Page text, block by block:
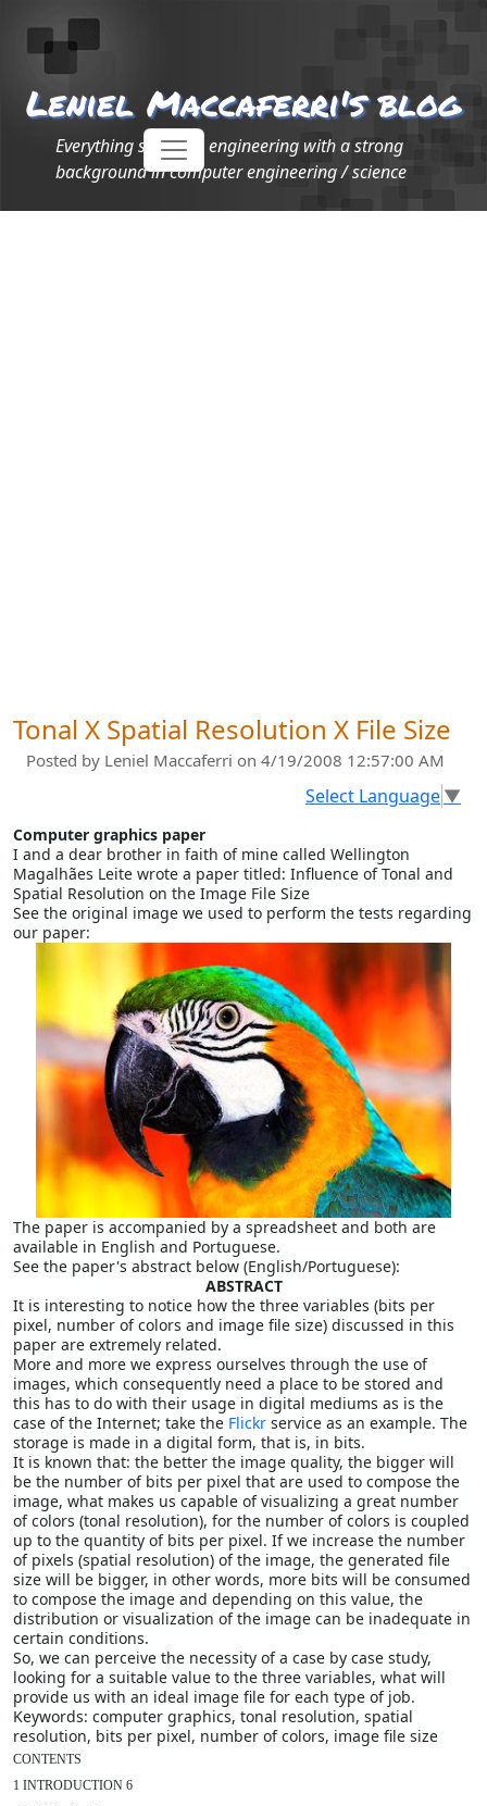
Leniel Maccaferri's blog
Everything software engineering with a strong
background in computer engineering / science
Tonal X Spatial Resolution X File Size
Posted by Leniel Maccaferri on 4/19/2008 12:57:00 AM
Select Language▼
Computer graphics paper
I and a dear brother in faith of mine called Wellington
Magalhães Leite wrote a paper titled: Influence of Tonal and
Spatial Resolution on the Image File Size
See the original image we used to perform the tests regarding
our paper:
The paper is accompanied by a spreadsheet and both are
available in English and Portuguese.
See the paper's abstract below (English/Portuguese):
ABSTRACT
It is interesting to notice how the three variables (bits per
pixel, number of colors and image file size) discussed in this
paper are extremely related.
More and more we express ourselves through the use of
images, which consequently need a place to be stored and
this has to do with their usage in digital mediums as is the
case of the Internet; take the Flickr service as an example. The
storage is made in a digital form, that is, in bits.
It is known that: the better the image quality, the bigger will
be the number of bits per pixel that are used to compose the
image, what makes us capable of visualizing a great number
of colors (tonal resolution), for the number of colors is coupled
up to the quantity of bits per pixel. If we increase the number
of pixels (spatial resolution) of the image, the generated file
size will be bigger, in other words, more bits will be consumed
to compose the image and depending on this value, the
distribution or visualization of the image can be inadequate in
certain conditions.
So, we can perceive the necessity of a case by case study,
looking for a suitable value to the three variables, what will
provide us with an ideal image file for each type of job.
Keywords: computer graphics, tonal resolution, spatial
resolution, bits per pixel, number of colors, image file size
CONTENTS
1 INTRODUCTION 6